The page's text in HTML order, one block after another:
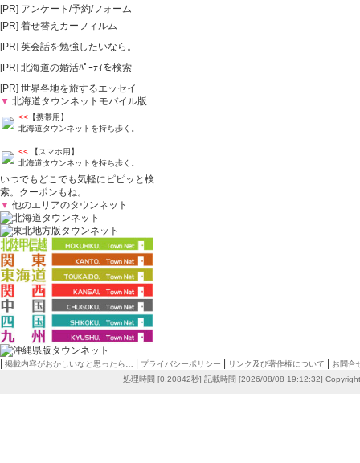
[PR] アンケート/予約/フォーム
[PR] 着せ替えカーフィルム
[PR] 英会話を勉強したいなら。
[PR] 北海道の婚活ﾊﾟｰﾃｨを検索
[PR] 世界各地を旅するエッセイ
▼ 北海道タウンネットモバイル版
<< 【携帯用】
北海道タウンネットを持ち歩く。
<< 【スマホ用】
北海道タウンネットを持ち歩く。
いつでもどこでも気軽にピピッと検
索。クーポンもね。
▼ 他のエリアのタウンネット
| 掲載内容がおかしいなと思ったら… | プライバシーポリシー | リンク及び著作権について | お問合
処理時間 [0.20842秒] 記載時間 [2026/08/08 19:12:32]